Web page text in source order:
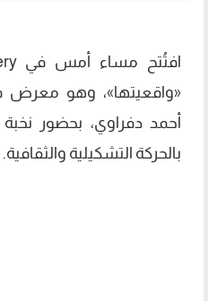
«واقعيتها»، وهو معرض
أحمد دفراوي، بحضور
بالحركة التشكيلية والثقافية.